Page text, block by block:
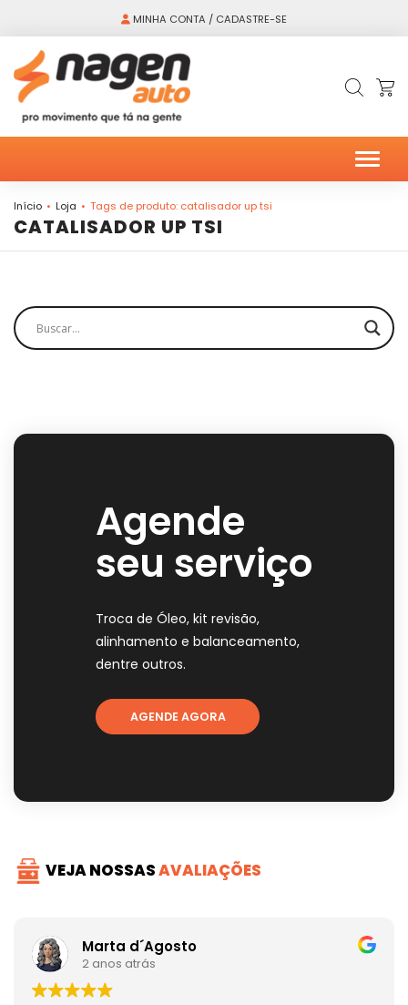
MINHA CONTA / CADASTRE-SE
Início Loja Tags de produto: catalisador up tsi
CATALISADOR UP TSI
Agende
seu serviço
Troca de Óleo, kit revisão,
alinhamento e balanceamento,
dentre outros.
AGENDE AGORA
VEJA NOSSASAVALIAÇÕES
Marta d´Agosto
2 anos atrás